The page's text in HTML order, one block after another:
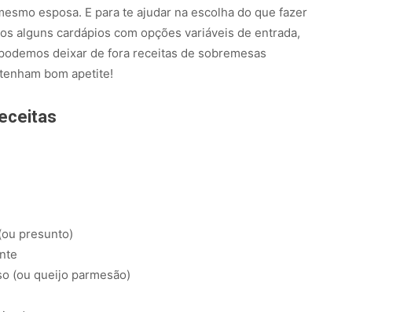
esposa. E para te ajudar na escolha do que fazer
alguns cardápios com opções variáveis de entrada,
deixar de fora receitas de sobremesas
bom apetite!
presunto)
(ou queijo parmesão)